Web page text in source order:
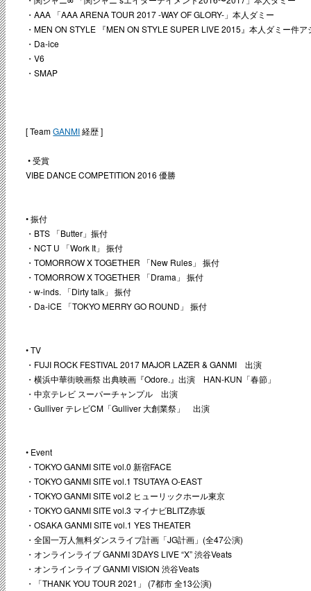
・AAA 「AAA ARENA TOUR 2017 -WAY OF GLORY-」本人ダミー
・MEN ON STYLE 『MEN ON STYLE SUPER LIVE 2015』本人ダミー件ア
・Da-ice
・V6
・SMAP
[ TeamGANMI経歴 ]
• 受賞
VIBE DANCE COMPETITION 2016 優勝
• 振付
・BTS 「Butter」振付
・NCT U 「Work It」 振付
・TOMORROW X TOGETHER 「New Rules」 振付
・TOMORROW X TOGETHER 「Drama」 振付
・w-inds. 「Dirty talk」 振付
・Da-iCE 「TOKYO MERRY GO ROUND」 振付
• TV
・FUJI ROCK FESTIVAL 2017 MAJOR LAZER & GANMI 出演
・横浜中華街映画祭 出典映画『Odore.』出演 HAN-KUN「春節」
・中京テレビ スーパーチャンプル 出演
・Gulliver テレビCM「Gulliver 大創業祭」 出演
• Event
・TOKYO GANMI SITE vol.0 新宿FACE
・TOKYO GANMI SITE vol.1 TSUTAYA O-EAST
・TOKYO GANMI SITE vol.2 ヒューリックホール東京
・TOKYO GANMI SITE vol.3 マイナビBLITZ赤坂
・OSAKA GANMI SITE vol.1 YES THEATER
・全国一万人無料ダンスライブ計画「JG計画」(全47公演)
・オンラインライブ GANMI 3DAYS LIVE “X” 渋谷Veats
・オンラインライブ GANMI VISION 渋谷Veats
・「THANK YOU TOUR 2021」 (7都市 全13公演)